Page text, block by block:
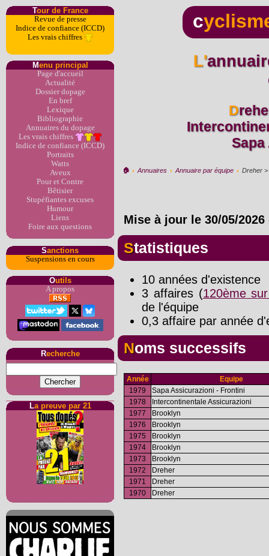
Tour de France
Revue de presse
Indice de confiance (ICCD)
Les vrais chiffres
Menu principal
Page d'accueil
Actualité
Dossier dopage
En bref
Lexique
Bibliographie
Annuaires du dopage
Les vrais chiffres
Indice de confiance (ICCD)
Portraits
Watts
Aveux
Pour et Contre
Bêtisier
Stupéfiantes excuses
Humour
Liens
Foire aux questions
Sanctions
Suspensions en cours
Outils
A propos
Recherche
La preuve par 21
c
L'annuaire du dopage par
Dreher > Brooklyn >
🏠︎ › Annuaires › Annuaire par équipe › Dreher
Mise à jour le 30/05/2026
Statistiques
10 années d'existence
3 affaires (120ème
de l'équipe
0,3 affaire par année
Noms successifs
Année
Equipe
1979
Sapa Assicurazioni - Frontini
1978
Intercontinentale Assicurazioni
1977
Brooklyn
1976
Brooklyn
1975
Brooklyn
1974
Brooklyn
1973
Brooklyn
1972
Dreher
1971
Dreher
1970
Dreher